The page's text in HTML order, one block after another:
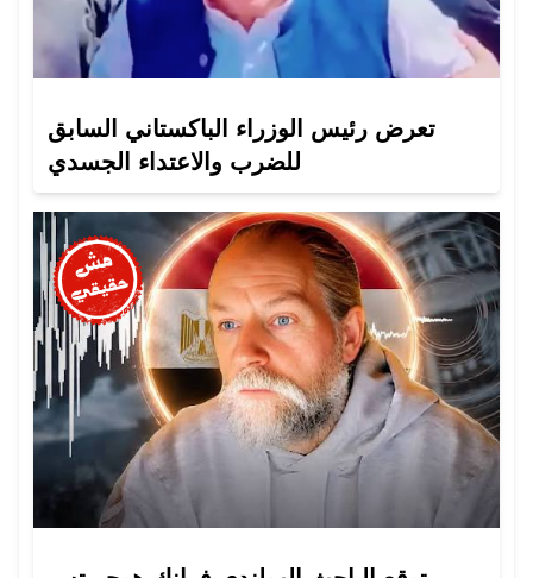
تعرض رئيس الوزراء الباكستاني السابق
للضرب والاعتداء الجسدي